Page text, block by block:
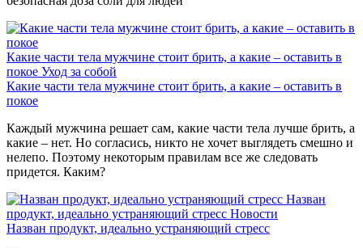
Какие части тела мужчине стоит брить, а какие – оставить в
покое Уход за собой
Какие части тела мужчине стоит брить, а какие – оставить в
покое
Каждый мужчина решает сам, какие части тела лучше брить, а
какие – нет. Но согласись, никто не хочет выглядеть смешно и
нелепо. Поэтому некоторым правилам все же следовать
придется. Каким?
Назван
продукт, идеально устраняющий стресс Новости
Назван продукт, идеально устраняющий стресс